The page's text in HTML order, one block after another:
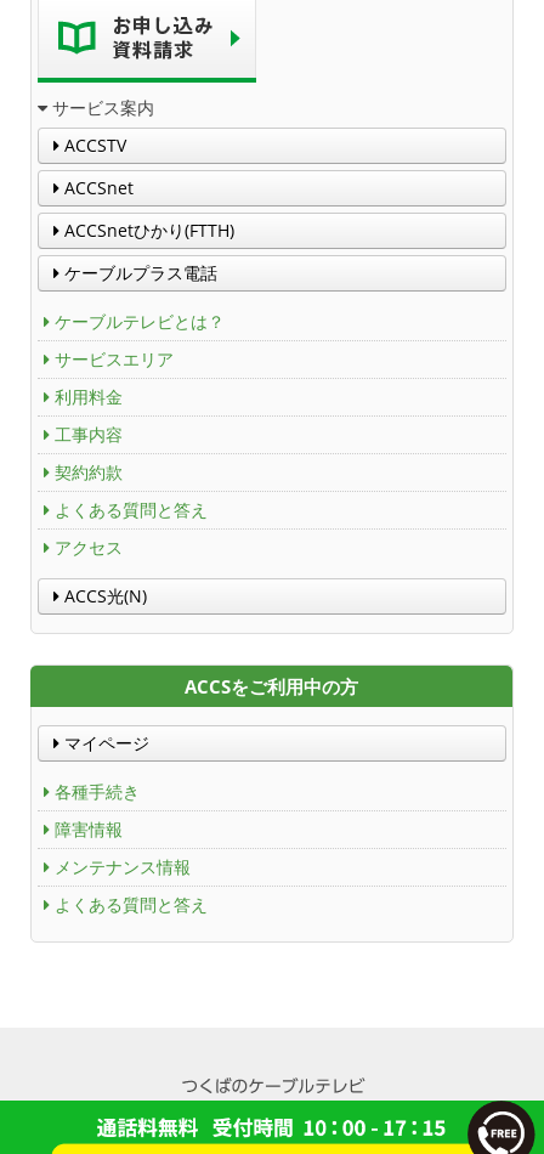
サービス案内
ACCSTV
ACCSnet
ACCSnetひかり(FTTH)
ケーブルプラス電話
ケーブルテレビとは？
サービスエリア
利用料金
工事内容
契約約款
よくある質問と答え
アクセス
ACCS光(N)
ACCSをご利用中の方
マイページ
各種手続き
障害情報
メンテナンス情報
よくある質問と答え